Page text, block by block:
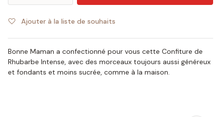
Ajouter à la liste de souhaits
Bonne Maman a confectionné pour vous cette Confiture de
Rhubarbe Intense, avec des morceaux toujours aussi généreux
et fondants et moins sucrée, comme à la maison.